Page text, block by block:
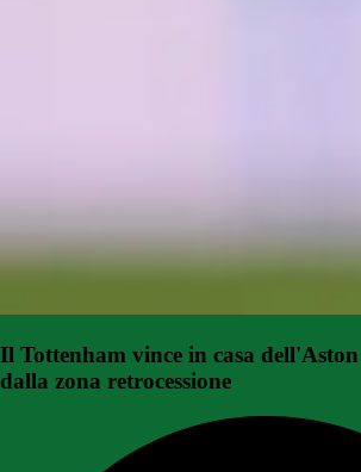
Il Tottenham vince in casa dell'Aston
dalla zona retrocessione